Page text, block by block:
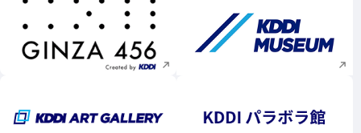
新規ウィンドウで開く 新規ウィンドウで
新規ウィンドウで開く 新規ウィンドウで